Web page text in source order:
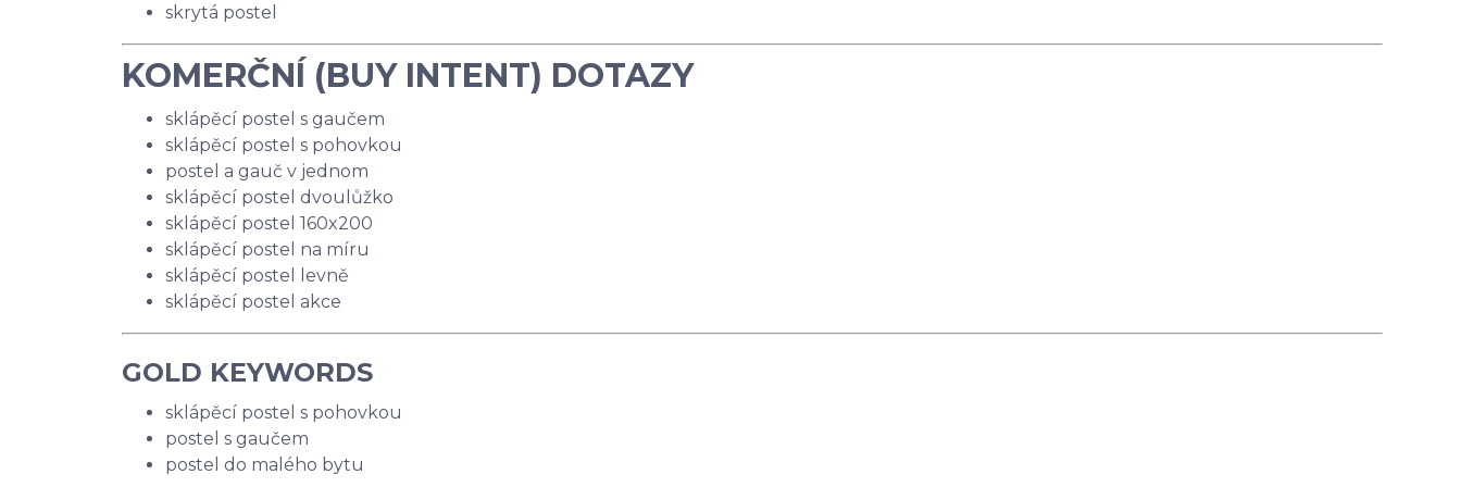
skrytá postel
KOMERČNÍ (BUY INTENT) DOTAZY
sklápěcí postel s gaučem
sklápěcí postel s pohovkou
postel a gauč v jednom
sklápěcí postel dvoulůžko
sklápěcí postel 160x200
sklápěcí postel na míru
sklápěcí postel levně
sklápěcí postel akce
GOLD KEYWORDS
sklápěcí postel s pohovkou
postel s gaučem
postel do malého bytu